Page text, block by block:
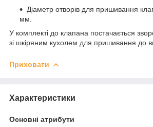
Діаметр отворів для пришивання
мм.
У комплекті до клапана постачається
зі шкіряним кухолем для пришивання до
Приховати
Характеристики
Основні атрибути